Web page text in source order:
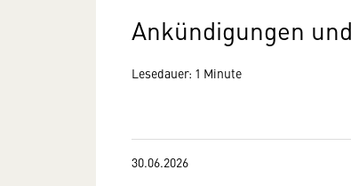
Ankündigungen
Lesedauer: 1 Minute
30.06.2026